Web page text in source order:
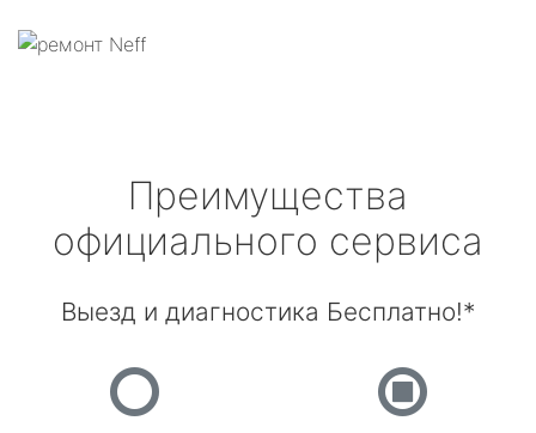
Преимущества
официального сервиса
Выезд и диагностика Бесплатно!*